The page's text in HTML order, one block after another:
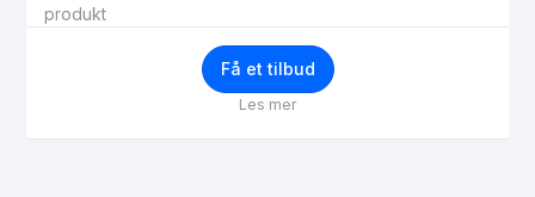
produkt
Få et tilbud
Les mer